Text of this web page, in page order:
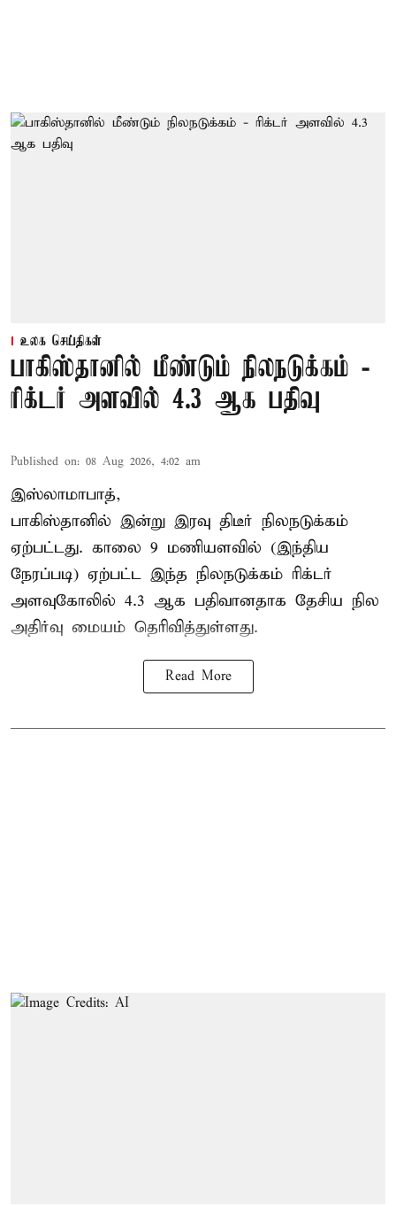
உலக செய்திகள்
பாகிஸ்தானில் மீண்டும் நிலநடுக்கம் -
ரிக்டர் அளவில் 4.3 ஆக பதிவு
Published on: 08 Aug 2026, 4:02 am
இஸ்லாமாபாத்,
பாகிஸ்தானில் இன்று இரவு திடீர் நிலநடுக்கம்
ஏற்பட்டது. காலை 9 மணியளவில் (இந்திய
நேரப்படி) ஏற்பட்ட இந்த நிலநடுக்கம் ரிக்டர்
அளவுகோலில் 4.3 ஆக பதிவானதாக தேசிய நில
அதிர்வு மையம் தெரிவித்துள்ளது.
Read More